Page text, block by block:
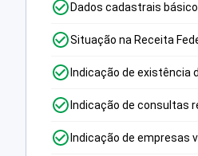
Dados cadastrais
Situação na Receita
Indicação de existência
Indicação de consultas
Indicação de empresas